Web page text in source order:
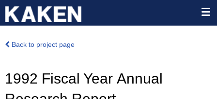
Back to project page
1992 Fiscal Year Annual